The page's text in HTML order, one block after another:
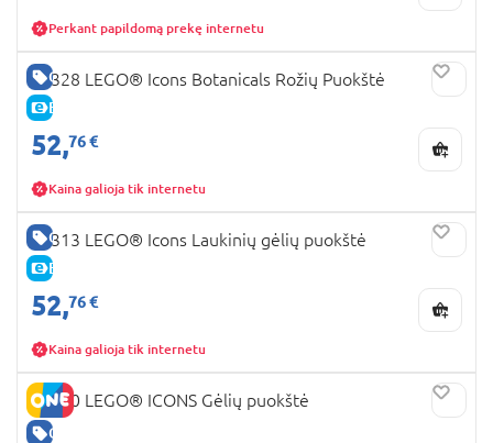
Perkant papildomą prekę internetu
GERA KAINA
E-KAINA
10328 LEGO® Icons Botanicals Rožių Puokštė
52,76 €
Kaina galioja tik internetu
GERA KAINA
E-KAINA
10313 LEGO® Icons Laukinių gėlių puokštė
52,76 €
Kaina galioja tik internetu
GERA KAINA
10280 LEGO® ICONS Gėlių puokštė